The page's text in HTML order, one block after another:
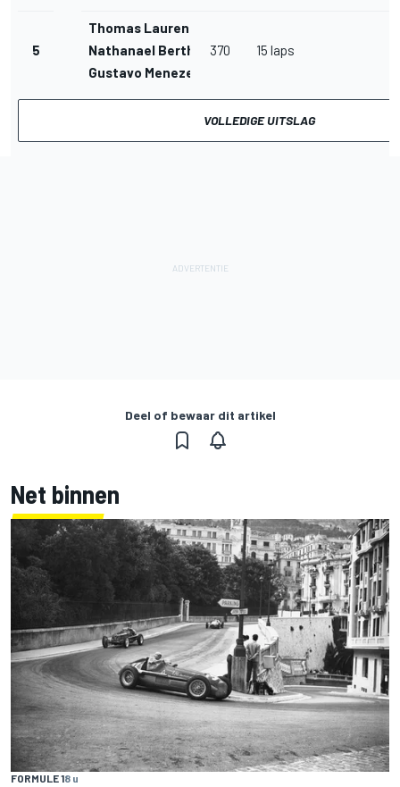
5
Thomas Laurent
Nathanael Berthon
Gustavo Menezes
370 15 laps
VOLLEDIGE UITSLAG
Deel of bewaar dit artikel
Net binnen
FORMULE 18 u